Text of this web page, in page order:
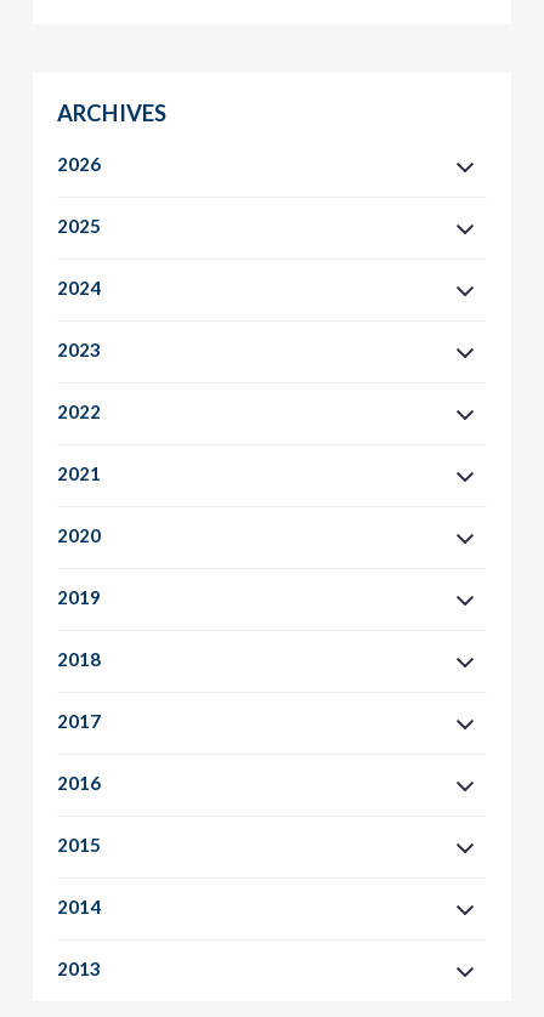
ARCHIVES
2026
2025
2024
2023
2022
2021
2020
2019
2018
2017
2016
2015
2014
2013